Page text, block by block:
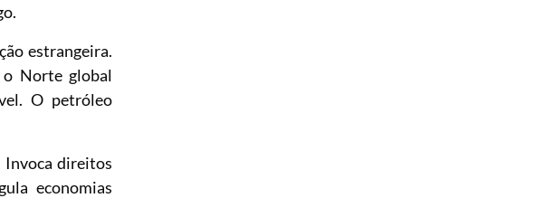
estrangeira.
o Norte global
O petróleo
Invoca direitos
economias